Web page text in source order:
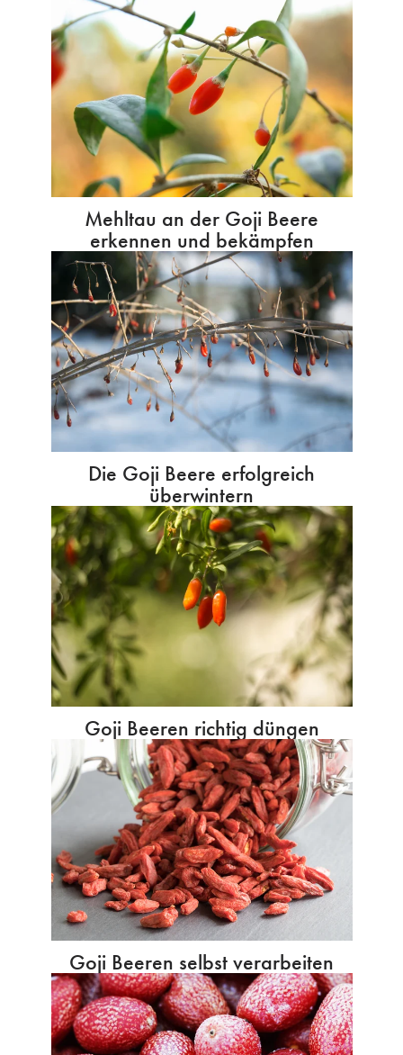
Mehltau an der Goji Beere
erkennen und bekämpfen
Die Goji Beere erfolgreich
überwintern
Goji Beeren richtig düngen
Goji Beeren selbst verarbeiten